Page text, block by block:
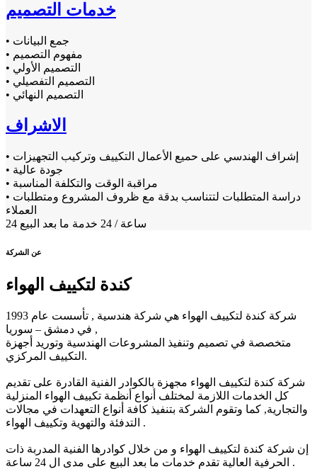
خدمات التصميم
• جمع البيانات
• مفهوم التصميم
• التصميم الأولي
• التصميم التفصيلي
• التصميم النهائي
الاشراف
• إشراف الهندسي على حميع الأعمال التكييف وتركيب التجهيزات
• جودة عالية
• مراقبة الوقت والتكلفة المناسبة
• دراسة المتطلبات لتتناسب بدقة مع ظروف المشروع ومتطلبات
العملاء
24 ساعة / 24 خدمة ما بعد البيع
عن الشركة
كندة لتكييف الهواء
شركة كندة لتكييف الهواء هي شركة هندسية , تأسست عام 1993
في دمشق – سوريا ,
متخصصة في تصميم وتنفيذ المشروعات الهندسية وتوريد أجهزة
التكييف المركزي.
شركة كندة لتكييف الهواء مجهزة بالكوادر الفنية القادرة على تقديم
كل الخدمات اللازمة لمختلف أنواع أنظمة تكييف الهواء المنزلية
والتجارية, كما وتقوم الشركة بتنفيذ كافة أنواع التعهدات في مجالات
التدفئة والتهوية وتكييف الهواء .
إن شركة كندة لتكييف الهواء و من خلال كوادرها الفنية المدربة ذات
الحرفية العالية تقدم خدمات ما بعد البيع على مدى ال 24 ساعة .